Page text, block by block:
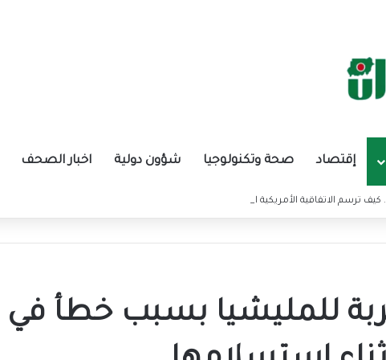
إقتصاد صحة وتكنولوجيا شؤون دولية اخبار الصحف
ترسم الاتفاقية الأمريكية الإيرانية موازين القوى بالمنطقة؟
11 عربة للمليشيا بسبب خطأ في